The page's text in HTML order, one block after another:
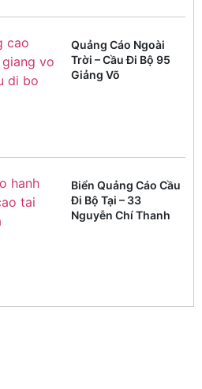
Quảng Cáo Ngoài
Trời – Cầu Đi Bộ 95
Giảng Võ
Biển Quảng Cáo Cầu
Đi Bộ Tại – 33
Nguyễn Chí Thanh